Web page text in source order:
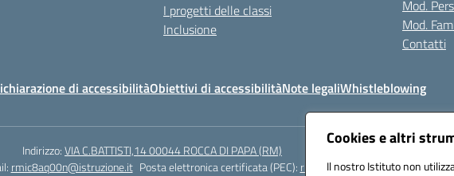
Cookies e altri
Il nostro Istituto non
I progetti delle classi
Inclusione
Mod.
Mod.
Contatti
di accessibilitàObiettivi di accessibilitàNote legaliWhistleblowing
Indirizzo:VIA C.BATTISTI,14 00044 ROCCA DI PAPA (RM)
rmic8aq00n@istruzione.it Posta elettronica certificata (PEC): rmic8aq00n@pec.istruzione.it